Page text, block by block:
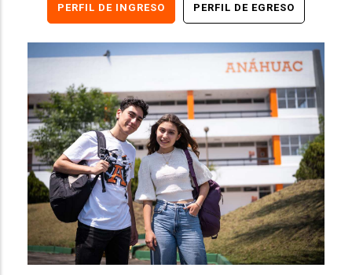
PERFIL DE INGRESO PERFIL DE EGRESO